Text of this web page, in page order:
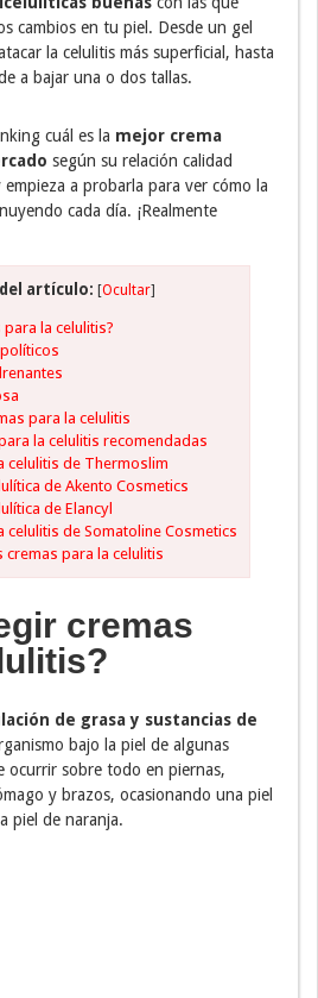
cambios en tu piel. Desde un gel
la celulitis más superficial, hasta
a bajar una o dos tallas.
cuál es la mejor crema
según su relación calidad
a probarla para ver cómo la
cada día. ¡Realmente
del artículo: [Ocultar]
la celulitis?
para la celulitis
la celulitis recomendadas
celulitis de Thermoslim
de Akento Cosmetics
de Elancyl
celulitis de Somatoline Cosmetics
para la celulitis
cremas
de grasa y sustancias de
bajo la piel de algunas
ocurrir sobre todo en piernas,
y brazos, ocasionando una piel
piel de naranja.